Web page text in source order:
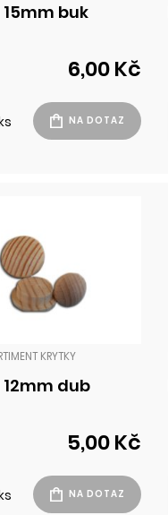
buk
6,00 Kč
KRYTKY
dub
5,00 Kč